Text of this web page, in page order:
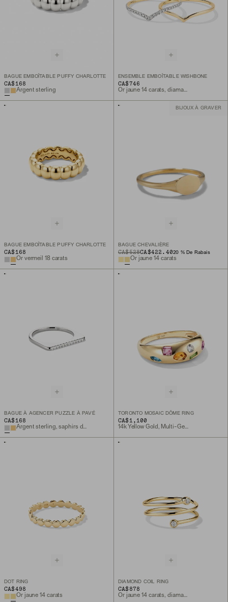
BAGUE EMBOÎTABLE PUFFY CHARLOTTE
CA$168
Argent sterling
ENSEMBLE EMBOÎTABLE WISHBONE
CA$746
Or jaune 14 carats, diamant naturel
BAGUE EMBOÎTABLE PUFFY CHARLOTTE
CA$168
Or vermeil 18 carats
BIJOUX À GRAVER
BAGUE CHEVALIÈRE
ORIGINAL PRICE
CA$528
SALE PRICECA$422.4020 % De Rabais
Or jaune 14 carats
BAGUE À AGENCER PUZZLE À PAVÉ
CA$168
Argent sterling, saphirs de laboratoire
TORONTO MOSAIC DÔME RING
CA$1,100
14k Yellow Gold, Multi-Gemstone
DOT RING
CA$498
Or jaune 14 carats
DIAMOND COIL RING
CA$878
Or jaune 14 carats, diamant naturel